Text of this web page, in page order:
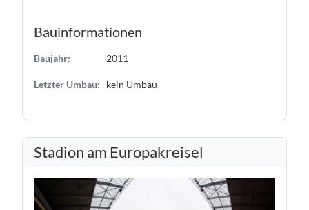
Bauinformationen
Baujahr: 2011
Letzter Umbau: kein Umbau
Stadion am Europakreisel